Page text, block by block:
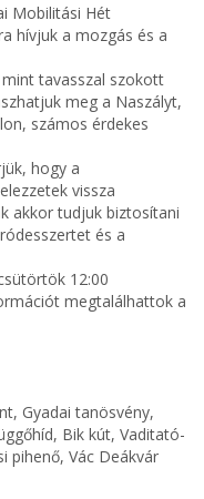
Mobilitási Hét
hívjuk a mozgás és a
tavasszal szokott
meg a Naszályt,
számos érdekes
hogy a
vissza
akkor tudjuk biztosítani
és a
12:00
megtalálhattok a
Gyadai tanösvény,
Bik kút, Vaditató-
pihenő, Vác Deákvár